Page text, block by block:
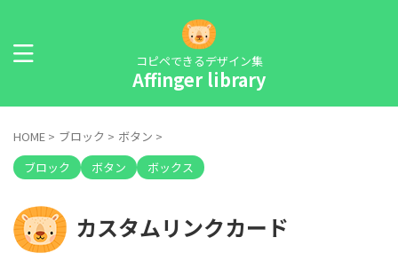
コピペできるデザイン集
Affinger library
HOME > ブロック > ボタン >
ブロック
ボタン ボックス
カスタムリンクカード